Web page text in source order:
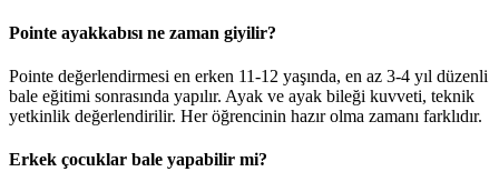
Pointe ayakkabısı ne zaman giyilir?
Pointe değerlendirmesi en erken 11-12 yaşında, en az 3-4 yıl düzenli
bale eğitimi sonrasında yapılır. Ayak ve ayak bileği kuvveti, teknik
yetkinlik değerlendirilir. Her öğrencinin hazır olma zamanı farklıdır.
Erkek çocuklar bale yapabilir mi?